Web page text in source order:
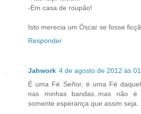
-Em casa de roupão!
Isto merecia um Óscar se fosse
Responder
Jahwork 4 de agosto de 2012 às
É uma Fé Señor, é uma Fé
nas minhas bandas..mas não é
somente esperança que assim seja.